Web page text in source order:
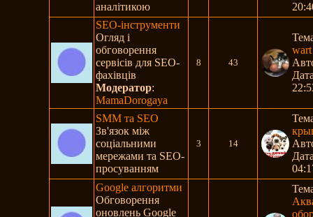
аналітикою
SEO-інструменти
Огляд і
обговорення
сервісів для SEO-
фахівців
Модератор:
MamaDorogaya
8 43
SMM та SEO
Зв'язок між
соціальними
мережами та SEO-
просуванням
3 14
Google алгоритми
Обговорення
оновлень Google